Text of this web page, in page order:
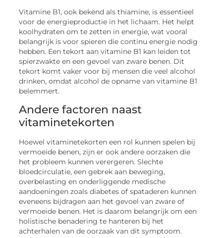
Vitamine B1, ook bekend als thiamine, is essentieel
voor de energieproductie in het lichaam. Het helpt
koolhydraten om te zetten in energie, wat vooral
belangrijk is voor spieren die continu energie nodig
hebben. Een tekort aan vitamine B1 kan leiden tot
spierzwakte en een gevoel van zware benen. Dit
tekort komt vaker voor bij mensen die veel alcohol
drinken, omdat alcohol de opname van vitamine B1
belemmert.
Andere factoren naast
vitaminetekorten
Hoewel vitaminetekorten een rol kunnen spelen bij
vermoeide benen, zijn er ook andere oorzaken die
het probleem kunnen verergeren. Slechte
bloedcirculatie, een gebrek aan beweging,
overbelasting en onderliggende medische
aandoeningen zoals diabetes of spataderen kunnen
eveneens bijdragen aan het gevoel van zware of
vermoeide benen. Het is daarom belangrijk om een
holistische benadering te hanteren bij het
achterhalen van de oorzaak van dit symptoom.